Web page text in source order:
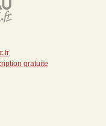
gratuite